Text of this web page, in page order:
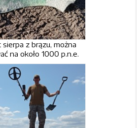
z brązu, można
na około 1000 p.n.e.